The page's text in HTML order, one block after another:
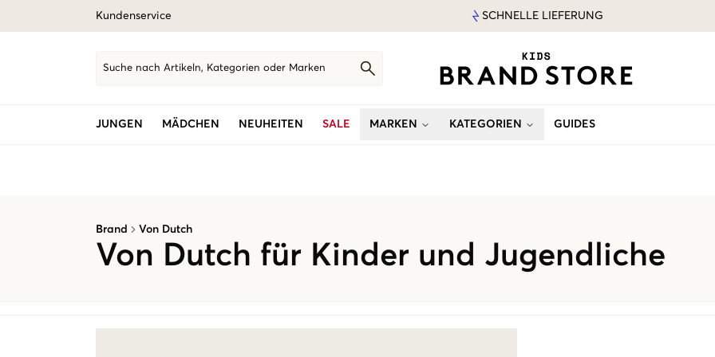
Kundenservice SCHNELLE LIEFERUNG
Suche nach Artikeln, Kategorien oder Marken
JUNGEN MÄDCHEN NEUHEITEN SALE MARKEN KATEGORIEN GUIDES
Brand Von Dutch
Von Dutch für Kinder und Jugendliche